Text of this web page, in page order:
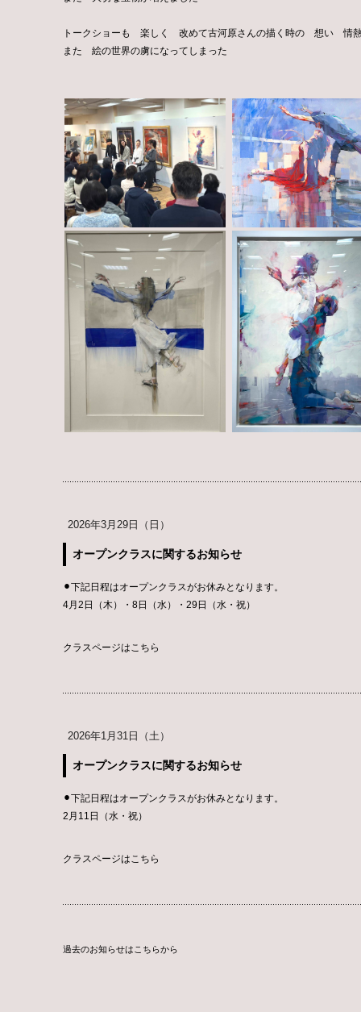
トークショーも 楽しく 改めて古河原さんの描く時の 想い 情
また 絵の世界の虜になってしまった
2026年3月29日（日）
オープンクラスに関するお知らせ
⚫︎下記日程はオープンクラスがお休みとなります。
4月2日（木）・8日（水）・29日（水・祝）
クラスページはこちら
2026年1月31日（土）
オープンクラスに関するお知らせ
⚫︎下記日程はオープンクラスがお休みとなります。
2月11日（水・祝）
クラスページはこちら
過去のお知らせはこちらから